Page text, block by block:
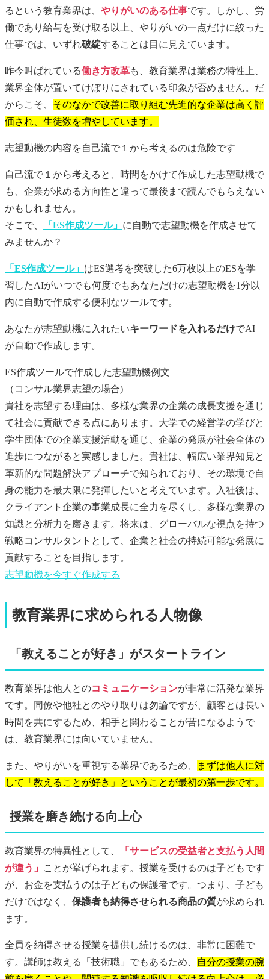
るという教育業界は、 やりがいのある仕事です。しかし、労
働であり給与を受け取る以上、やりがいの一点だけに絞った
仕事では、いずれ破綻することは目に見えています。
昨今叫ばれている働き方改革も、教育業界は業務の特性上、
業界全体が置いてけぼりにされている印象が否めません。だ
からこそ、 そのなかで改善に取り組む先進的な企業は高く評
価され、生徒数を増やしています。
志望動機の内容を自己流で１から考えるのは危険です
自己流で１から考えると、時間をかけて作成した志望動機で
も、企業が求める方向性と違って最後まで読んでもらえない
かもしれません。
そこで、
「ES作成ツール」 に自動で志望動機を作成させて
みませんか？
「ES作成ツール」 はES選考を突破した6万枚以上のESを学
習したAIがいつでも何度でもあなただけの志望動機を1分以
内に自動で作成する便利なツールです。
あなたが志望動機に入れたいキーワードを入れるだけでAI
が自動で作成します。
ES作成ツールで作成した志望動機例文
（コンサル業界志望の場合)
貴社を志望する理由は、多様な業界の企業の成長支援を通じ
て社会に貢献できる点にあります。大学での経営学の学びと
学生団体での企業支援活動を通じ、企業の発展が社会全体の
進歩につながると実感しました。貴社は、幅広い業界知見と
革新的な問題解決アプローチで知られており、その環境で自
身の能力を最大限に発揮したいと考えています。入社後は、
クライアント企業の事業成長に全力を尽くし、多様な業界の
知識と分析力を磨きます。将来は、グローバルな視点を持つ
戦略コンサルタントとして、企業と社会の持続可能な発展に
貢献することを目指します。
志望動機を今すぐ作成する
教育業界に求められる人物像
「教えることが好き」がスタートライン
教育業界は他人とのコミュニケーションが非常に活発な業界
です。同僚や他社とのやり取りは勿論ですが、顧客とは長い
時間を共にするため、相手と関わることが苦になるようで
は、教育業界には向いていません。
また、やりがいを重視する業界であるため、
まずは他人に対
して「教えることが好き」ということが最初の第一歩です。
授業を磨き続ける向上心
教育業界の特異性として、
「サービスの受益者と支払う人間
が違う」
ことが挙げられます。授業を受けるのは子どもです
が、お金を支払うのは子どもの保護者です。つまり、子ども
だけではなく、 保護者も納得させられる商品の質が求められ
ます。
全員を納得させる授業を提供し続けるのは、非常に困難で
す。講師は教える「技術職」でもあるため、
自分の授業の腕